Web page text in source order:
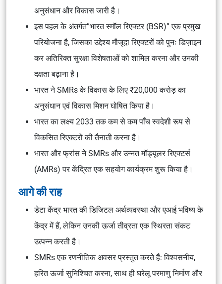
अनुसंधान और विकास जारी है।
इस पहल के अंतर्गत”भारत स्मॉल रिएक्टर (BSR)” एक प्रमुख
परियोजना है, जिसका उद्देश्य मौजूदा रिएक्टरों को पुनः डिज़ाइन
कर अतिरिक्त सुरक्षा विशेषताओं को शामिल करना और उनकी
दक्षता बढ़ाना है।
भारत ने SMRs के विकास के लिए ₹20,000 करोड़ का
अनुसंधान एवं विकास मिशन घोषित किया है।
भारत का लक्ष्य 2033 तक कम से कम पाँच स्वदेशी रूप से
विकसित रिएक्टरों की तैनाती करना है।
भारत और फ्रांस ने SMRs और उन्नत मॉड्यूलर रिएक्टर्स
(AMRs) पर केंद्रित एक सहयोग कार्यक्रम शुरू किया है।
आगे की राह
डेटा केंद्र भारत की डिजिटल अर्थव्यवस्था और एआई भविष्य के
केंद्र में हैं, लेकिन उनकी ऊर्जा तीव्रता एक स्थिरता संकट
उत्पन्न करती है।
SMRs एक रणनीतिक अवसर प्रस्तुत करते हैं: विश्वसनीय,
हरित ऊर्जा सुनिश्चित करना, साथ ही घरेलू परमाणु निर्माण और